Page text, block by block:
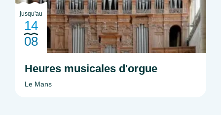
jusqu'au
14
08
Heures musicales d'orgue
Le Mans